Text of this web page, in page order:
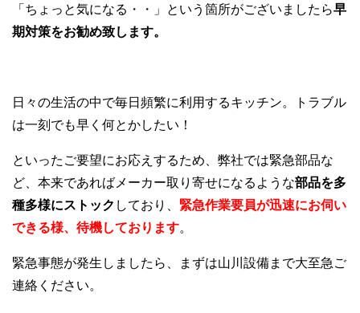
「ちょっと気になる・・」という箇所がございましたら早
期対策をお勧め致します。
日々の生活の中で毎日頻繁に利用するキッチン。トラブル
は一刻でも早く何とかしたい！
といったご要望にお応えするため、弊社では緊急部品な
ど、本来であればメーカー取り寄せになるような部品を多
種多様にストック しており、 緊急作業要員が迅速にお伺い
できる様、待機しております。
緊急事態が発生しましたら、まずは山川設備まで大至急ご
連絡ください。